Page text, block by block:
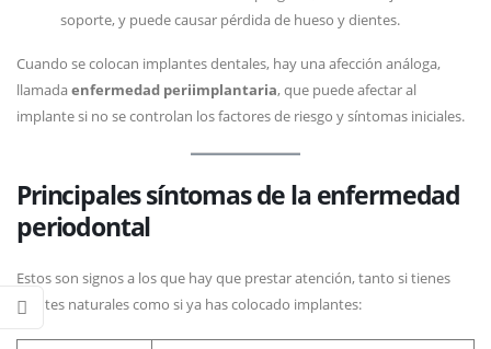
soporte, y puede causar pérdida de hueso y dientes.
Cuando se colocan implantes dentales, hay una afección análoga,
llamadaenfermedad periimplantaria, que puede afectar al
implante si no se controlan los factores de riesgo y síntomas iniciales.
Principales síntomas de la enfermedad
periodontal
Estos son signos a los que hay que prestar atención, tanto si tienes
dientes naturales como si ya has colocado implantes: